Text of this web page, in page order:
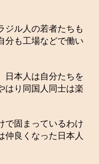
ジル人の若者たちも
分も工場などで働い
日本人は自分たちを
はり同国人同士は楽
で固まっているわけ
仲良くなった日本人